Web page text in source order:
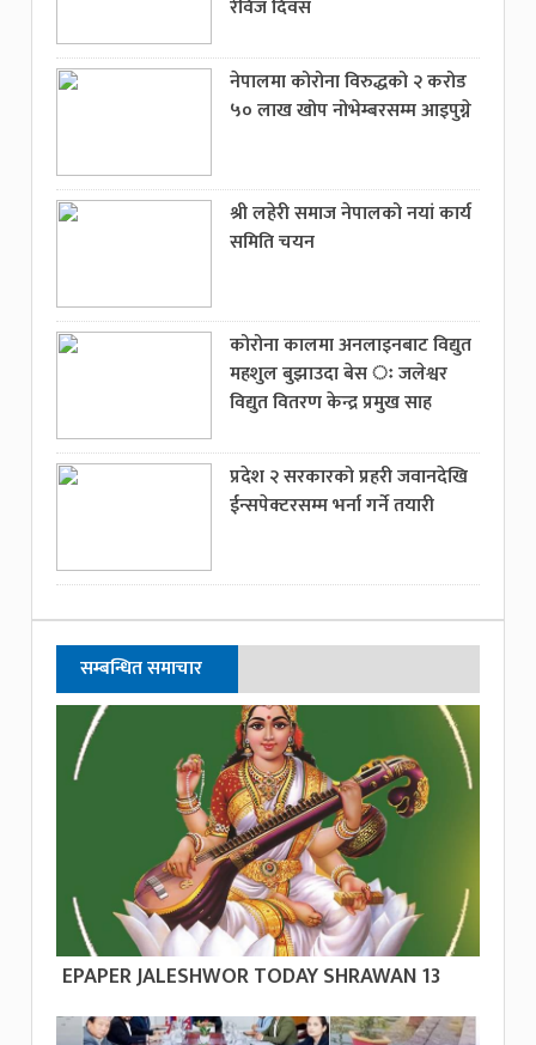
रेविज दिवस
नेपालमा कोरोना विरुद्धको २ करोड
५० लाख खोप नोभेम्बरसम्म आइपुग्ने
श्री लहेरी समाज नेपालको नयां कार्य
समिति चयन
कोरोना कालमा अनलाइनबाट विद्युत
महशुल बुझाउदा बेस ः जलेश्वर
विद्युत वितरण केन्द्र प्रमुख साह
प्रदेश २ सरकारको प्रहरी जवानदेखि
ईन्सपेक्टरसम्म भर्ना गर्ने तयारी
सम्बन्धित समाचार
EPAPER JALESHWOR TODAY SHRAWAN 13